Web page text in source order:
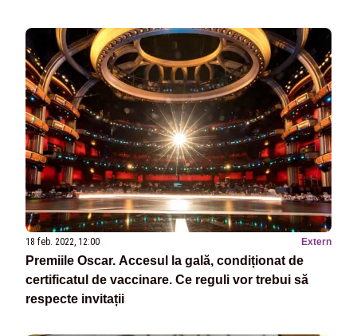
18 feb. 2022, 12:00 Extern
Premiile Oscar. Accesul la gală, condiționat de
certificatul de vaccinare. Ce reguli vor trebui să
respecte invitații